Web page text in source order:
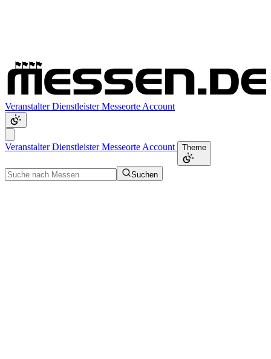
VeranstalterDienstleisterMesseorte Account
VeranstalterDienstleisterMesseorte Account Theme
Suchen